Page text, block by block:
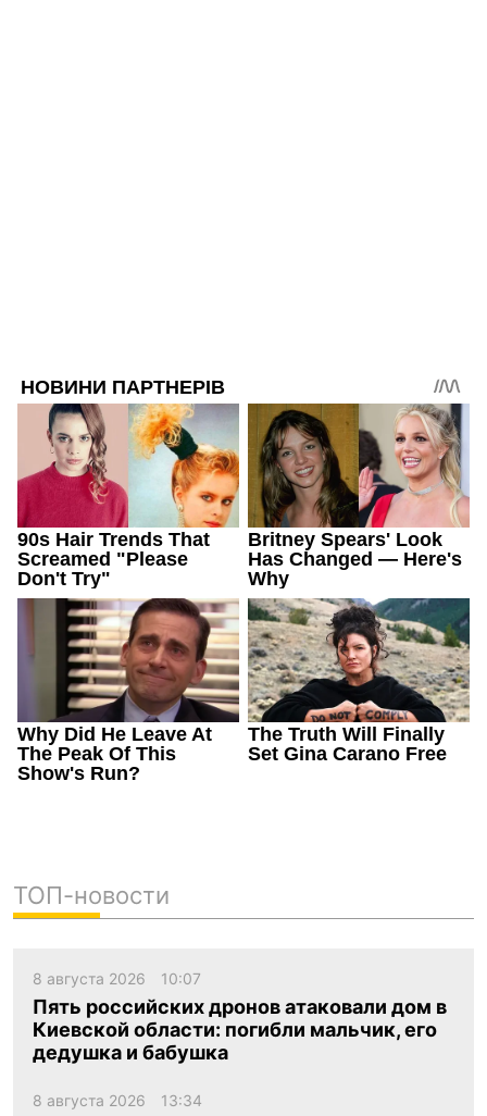
ТОП-новости
8 августа 2026 10:07
Пять российских дронов атаковали дом в
Киевской области: погибли мальчик, его
дедушка и бабушка
8 августа 2026 13:34